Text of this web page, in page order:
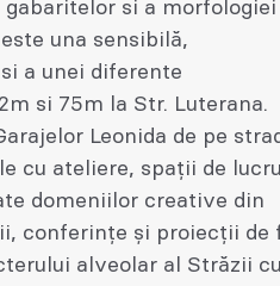
si a morfologiei
una sensibilă,
a unei diferente
si 75m la Str. Luterana.
Leonida de pe
cu ateliere, spații de
domeniilor creative din
conferințe și proiecții de
alveolar al Străzii